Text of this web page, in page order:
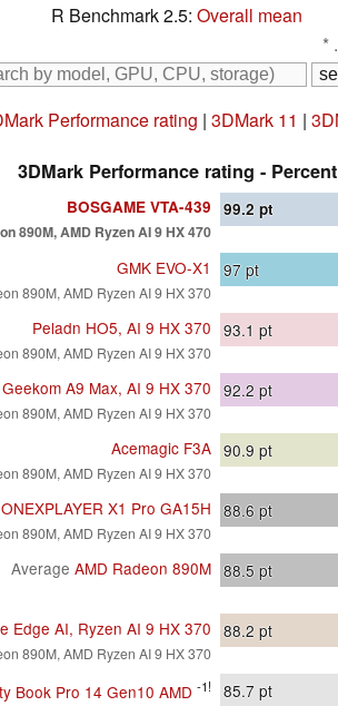
R Benchmark 2.5: Overall mean
*
Performance rating | 3DMark 11 |
3DMark Performance rating - Percent
BOSGAME VTA-439
890M, AMD Ryzen AI 9 HX 470
99.2 pt
GMK EVO-X1
890M, AMD Ryzen AI 9 HX 370
97 pt
Peladn HO5, AI 9 HX 370
890M, AMD Ryzen AI 9 HX 370
93.1 pt
Geekom A9 Max, AI 9 HX 370
890M, AMD Ryzen AI 9 HX 370
92.2 pt
Acemagic F3A
890M, AMD Ryzen AI 9 HX 370
90.9 pt
ONEXPLAYER X1 Pro GA15H
890M, AMD Ryzen AI 9 HX 370
88.6 pt
Average AMD Radeon 890M 88.5 pt
Edge AI, Ryzen AI 9 HX 370
890M, AMD Ryzen AI 9 HX 370
88.2 pt
Book Pro 14 Gen10 AMD -1! 85.7 pt